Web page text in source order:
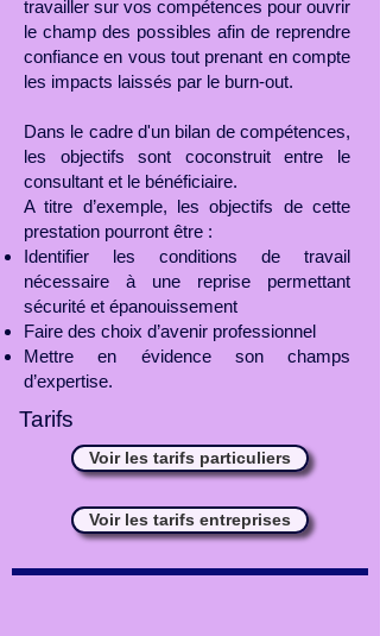
travailler sur vos compétences pour ouvrir
le champ des possibles afin de reprendre
confiance en vous tout prenant en compte
les impacts laissés par le burn-out.
Dans le cadre d'un bilan de compétences,
les objectifs sont coconstruit entre le
consultant et le bénéficiaire.
A titre d’exemple, les objectifs de cette
prestation pourront être :
Identifier les conditions de travail
nécessaire à une reprise permettant
sécurité et épanouissement
Faire des choix d’avenir professionnel
Mettre en évidence son champs
d’expertise.
Tarifs
Voir les tarifs particuliers
Voir les tarifs entreprises